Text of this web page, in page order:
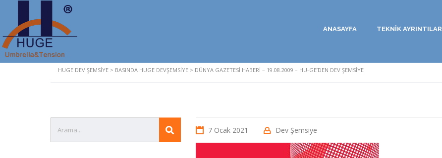
ANASAYFA TEKNİK AYRINTILAR
HUGE DEV ŞEMSIYE > BASINDA HUGE DEVŞEMSIYE > DÜNYA GAZETESI HABERI – 19.08.2009 – HU-GE’DEN DEV ŞEMSIYE
7 Ocak 2021 Dev Şemsiye